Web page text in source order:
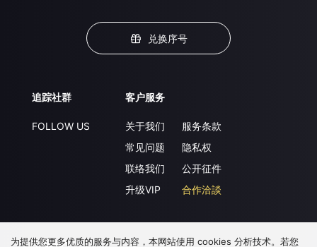
兑换序号
追踪社群
FOLLOW US
客户服务
关于我们
常见问题
联络我们
升级VIP
服务条款
隐私权
公开征件
合作洽談
下载 APP
为提供您更多优质的服务与内容，本网站使用 cookies 分析技术。若您